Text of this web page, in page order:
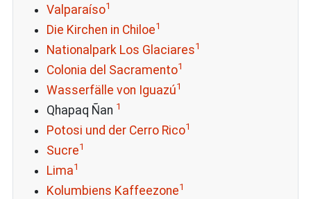
Valparaíso1
Die Kirchen in Chiloe1
Nationalpark Los Glaciares1
Colonia del Sacramento1
Wasserfälle von Iguazú1
Qhapaq Ñan 1
Potosi und der Cerro Rico1
Sucre1
Lima1
Kolumbiens Kaffeezone1